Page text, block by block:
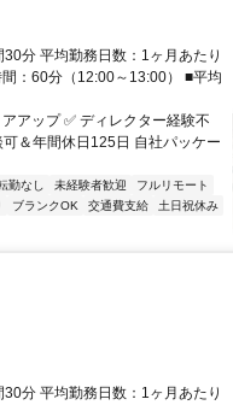
分 平均勤務日数：1ヶ月あたり
：60分（12:00～13:00） ■平均
アップ ✅ ディレクター経験不
＆年間休日125日 自社パッケー
勤なし 未経験者歓迎
フルリモート
ブランクOK 交通費支給
土日祝休み
分 平均勤務日数：1ヶ月あたり